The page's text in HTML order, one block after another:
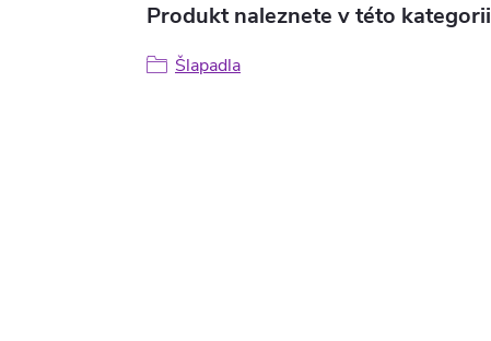
Produkt naleznete v této kategorii
Šlapadla